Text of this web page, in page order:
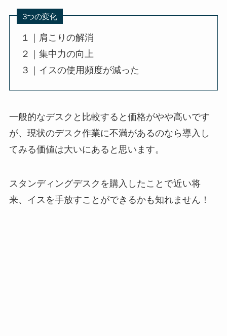
3つの変化
１｜肩こりの解消
２｜集中力の向上
３｜イスの使用頻度が減った
一般的なデスクと比較すると価格がやや高いです
が、現状のデスク作業に不満があるのなら導入し
てみる価値は大いにあると思います。
スタンディングデスクを購入したことで近い将
来、イスを手放すことができるかも知れません！